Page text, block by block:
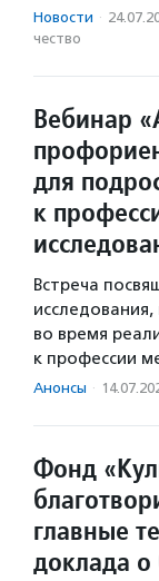
Новости ·
чест­во
Вебинар
для
к
Встреча
во время
к профессии
Анонсы ·
Фонд
главные
доклада о